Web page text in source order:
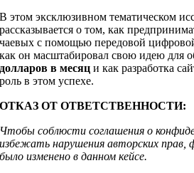
В этом эксклюзивном тематическом
рассказывается о том, как
чаевых с помощью передовой
как он масштабировал свою идею для
долларов в месяц и как разработка
роль в этом успехе.
ОТКАЗ ОТ ОТВЕТСТВЕННОСТИ:
Чтобы соблюсти соглашения о
избежать нарушения авторских прав,
было изменено в данном кейсе.